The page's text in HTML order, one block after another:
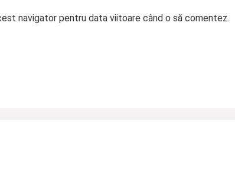
navigator pentru data viitoare când o să comentez.